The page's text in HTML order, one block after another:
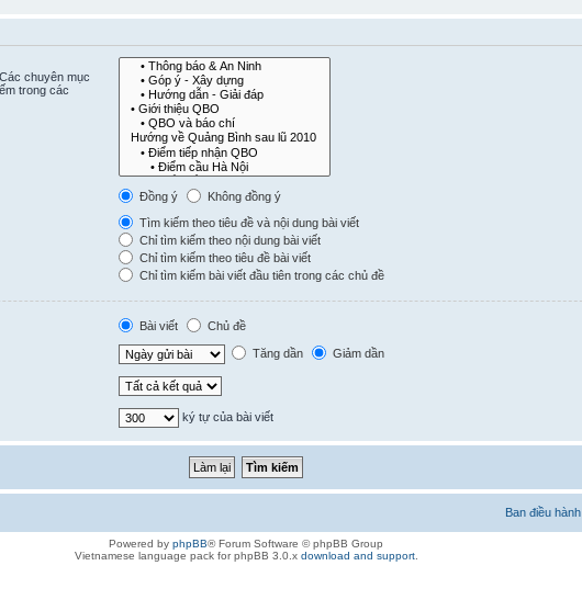
chuyên mục
trong các
Đồng ý
Không đồng ý
Tìm kiếm theo tiêu đề và nội dung bài viết
Chỉ tìm kiếm theo nội dung bài viết
Chỉ tìm kiếm theo tiêu đề bài viết
Chỉ tìm kiếm bài viết đầu tiên trong các chủ đề
Bài viết Chủ đề
Tăng dần Giảm dần
ký tự của bài viết
Ban điều hành
Powered by phpBB® Forum Software © phpBB Group
Vietnamese language pack for phpBB 3.0.x download and support.